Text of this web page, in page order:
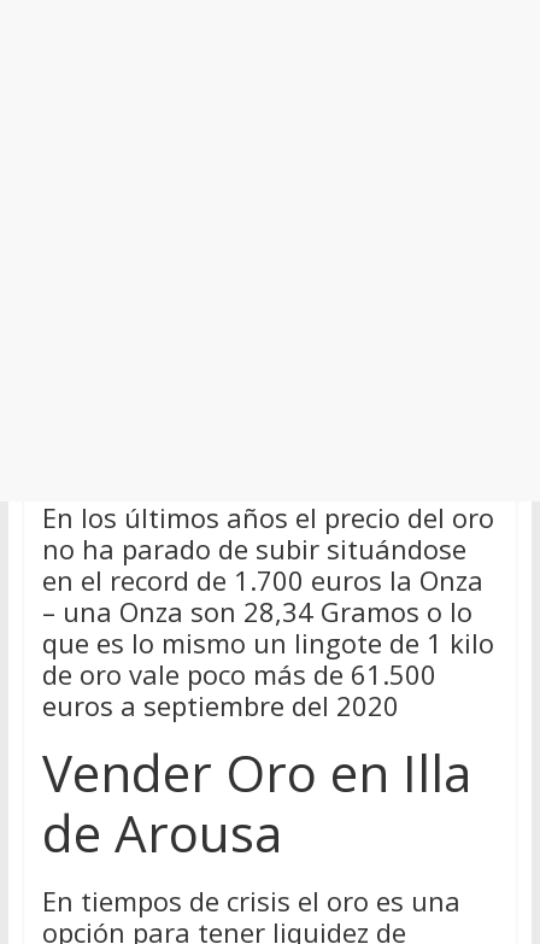
En los últimos años el precio del oro
no ha parado de subir situándose
en el record de 1.700 euros la Onza
– una Onza son 28,34 Gramos o lo
que es lo mismo un lingote de 1 kilo
de oro vale poco más de 61.500
euros a septiembre del 2020
Vender Oro en Illa
de Arousa
En tiempos de crisis el oro es una
opción para tener liquidez de